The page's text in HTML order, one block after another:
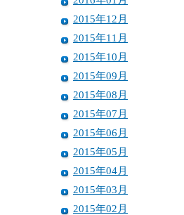
2015年12月
2015年11月
2015年10月
2015年09月
2015年08月
2015年07月
2015年06月
2015年05月
2015年04月
2015年03月
2015年02月